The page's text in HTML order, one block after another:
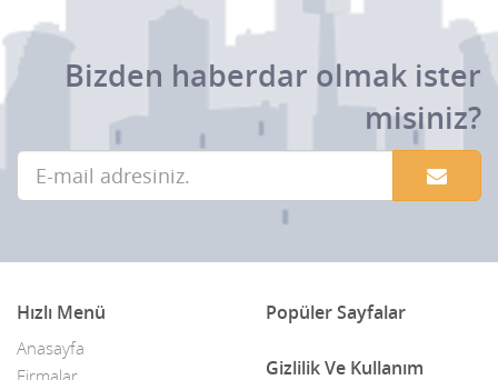
Bizden haberdar olmak ister
misiniz?
Hızlı Menü
Anasayfa
Popüler Sayfalar
Gizlilik Ve Kullanım